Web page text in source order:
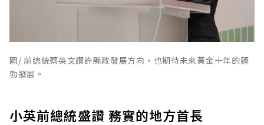
圖/ 前總統蔡英文讚許縣政發展方向，也期待未來黃金十年的蓬
勃發展。
小英前總統盛讚 務實的地方首長